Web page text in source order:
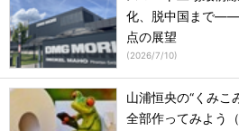
化、脱中国まで
点の展望
(2026/7/10)
山浦恒央の“くみこ
全部作ってみよう